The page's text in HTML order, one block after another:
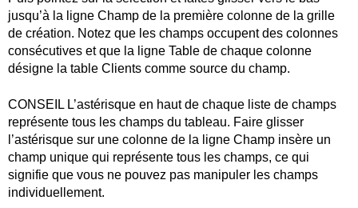
jusqu’à la ligne Champ de la première colonne de la grille
de création. Notez que les champs occupent des colonnes
consécutives et que la ligne Table de chaque colonne
désigne la table Clients comme source du champ.
CONSEIL L’astérisque en haut de chaque liste de champs
représente tous les champs du tableau. Faire glisser
l’astérisque sur une colonne de la ligne Champ insère un
champ unique qui représente tous les champs, ce qui
signifie que vous ne pouvez pas manipuler les champs
individuellement.